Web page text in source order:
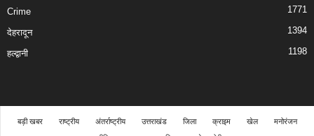
Crime 1771
देहरादून 1394
हल्द्वानी 1198
बड़ी खबर राष्ट्रीय अंतर्राष्ट्रीय उत्तराखंड जिला क्राइम खेल
मनोरंजन